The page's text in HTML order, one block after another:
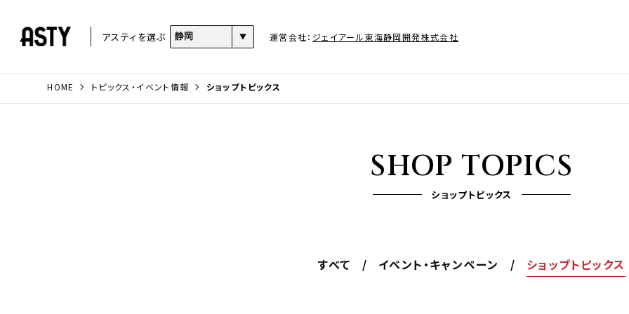
アスティを選ぶ 運営会社： ジェイアール東海静岡開発株式会社
HOME トピックス・イベント情報 ショップトピックス
SHOP TOPICS
ショップトピックス
すべて イベント・キャンペーン ショップトピックス